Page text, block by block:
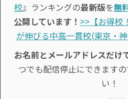
校』ランキングの最新版を無
公開しています！ >>【お得校
が伸びる中高一貫校(東京・
お名前とメールアドレスだけ
つでも配信停止にできます
い！